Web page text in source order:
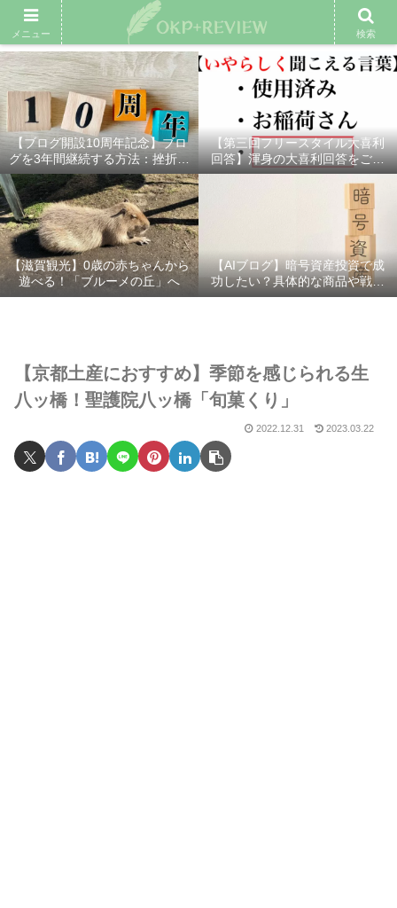
雑記ブログ プロフィール 余興動画 ベスト大喜利 スポ
【ブログ開設10周年記念】ブロ
グを3年間継続する方法：挫折し
ないための7つの秘訣
【第三回フリースタイル大喜利
回答】渾身の大喜利回答をご紹
介！
【滋賀観光】0歳の赤ちゃんから
遊べる！「ブルーメの丘」へ
【AIブログ】暗号資産投資で成
功したい？具体的な商品や戦略
を分かりやすく解説！
【京都土産におすすめ】季節を感じられる生
八ッ橋！聖護院八ッ橋「旬菓くり」
2022.12.31 2023.03.22
メニュー 検索